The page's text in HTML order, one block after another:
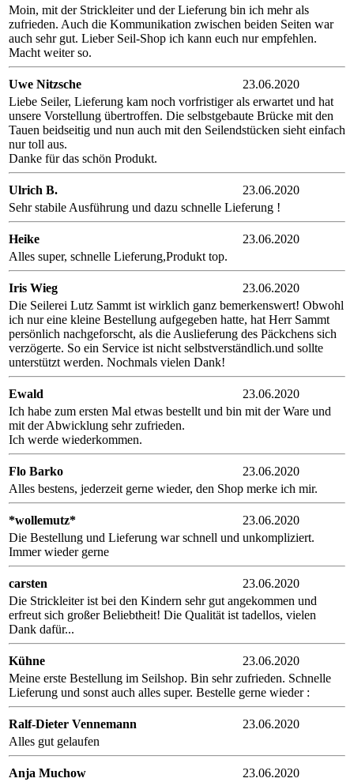
Moin, mit der Strickleiter und der Lieferung bin ich mehr als
zufrieden. Auch die Kommunikation zwischen beiden Seiten war
auch sehr gut. Lieber Seil-Shop ich kann euch nur empfehlen.
Macht weiter so.
Uwe Nitzsche
23.06.2020
Liebe Seiler, Lieferung kam noch vorfristiger als erwartet und hat
unsere Vorstellung übertroffen. Die selbstgebaute Brücke mit den
Tauen beidseitig und nun auch mit den Seilendstücken sieht einfach
nur toll aus.
Danke für das schön Produkt.
Ulrich B.
23.06.2020
Sehr stabile Ausführung und dazu schnelle Lieferung !
Heike
23.06.2020
Alles super, schnelle Lieferung,Produkt top.
Iris Wieg
23.06.2020
Die Seilerei Lutz Sammt ist wirklich ganz bemerkenswert! Obwohl
ich nur eine kleine Bestellung aufgegeben hatte, hat Herr Sammt
persönlich nachgeforscht, als die Auslieferung des Päckchens sich
verzögerte. So ein Service ist nicht selbstverständlich.und sollte
unterstützt werden. Nochmals vielen Dank!
Ewald
23.06.2020
Ich habe zum ersten Mal etwas bestellt und bin mit der Ware und
mit der Abwicklung sehr zufrieden.
Ich werde wiederkommen.
Flo Barko
23.06.2020
Alles bestens, jederzeit gerne wieder, den Shop merke ich mir.
*wollemutz*
23.06.2020
Die Bestellung und Lieferung war schnell und unkompliziert.
Immer wieder gerne
carsten
23.06.2020
Die Strickleiter ist bei den Kindern sehr gut angekommen und
erfreut sich großer Beliebtheit! Die Qualität ist tadellos, vielen
Dank dafür...
Kühne
23.06.2020
Meine erste Bestellung im Seilshop. Bin sehr zufrieden. Schnelle
Lieferung und sonst auch alles super. Bestelle gerne wieder :
Ralf-Dieter Vennemann
23.06.2020
Alles gut gelaufen
Anja Muchow
23.06.2020